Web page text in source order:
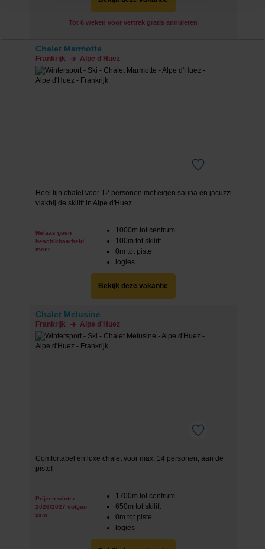
cookie aangeven of je die wel of niet wilt toestaan.
kunnen ontvangen en verwerken.
Tot 6 weken voor vertrek gratis annuleren
Chalet Marmotte
Frankrijk Alpe d'Huez
Heel fijn chalet voor 12 personen met eigen sauna en jacuzzi
vlakbij de skilift in Alpe d'Huez
Helaas geen
beschikbaarheid
meer
1000m tot centrum
100m tot skilift
0m tot piste
logies
Bekijk deze vakantie
Chalet Melusine
Frankrijk Alpe d'Huez
Comfortabel en luxe chalet voor max. 14 personen, aan de
piste!
Prijzen winter
2026/2027 volgen
zsm
1700m tot centrum
650m tot skilift
0m tot piste
logies